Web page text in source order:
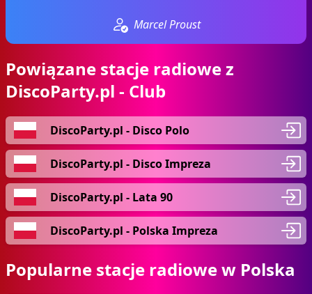
Marcel Proust
Powiązane stacje radiowe z
DiscoParty.pl - Club
DiscoParty.pl - Disco Polo
DiscoParty.pl - Disco Impreza
DiscoParty.pl - Lata 90
DiscoParty.pl - Polska Impreza
Popularne stacje radiowe w Polska